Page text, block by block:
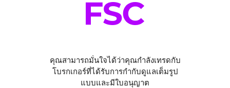
คุณสามารถมั่นใจได้ว่าคุณกำลังเทรดกับ
โบรกเกอร์ที่ได้รับการกำกับดูแลเต็มรูป
แบบและมีใบอนุญาต